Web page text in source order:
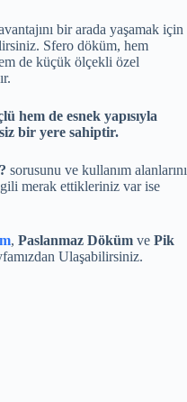
bir arada yaşamak için
Sfero döküm, hem
de küçük ölçekli özel
hem de esnek yapısıyla
bir yere sahiptir.
sorusunu ve kullanım alanlarını
merak ettikleriniz var ise
, Paslanmaz Döküm ve Pik
Ulaşabilirsiniz.